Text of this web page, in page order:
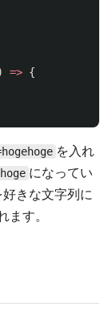
=> {
を入れ
になってい
きな文字列に
ます。